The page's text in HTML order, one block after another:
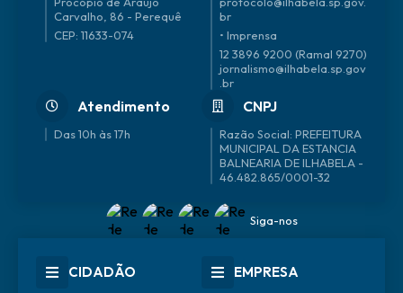
Carvalho, 86 - Perequê
CEP: 11633-074
br
• Imprensa
12 3896 9200 (Ramal 9270)
jornalismo@ilhabela.sp.gov
.br
Atendimento
Das 10h às 17h
CNPJ
46.482.865/0001-32
Siga-nos
CIDADÃO EMPRESA